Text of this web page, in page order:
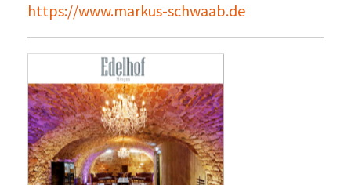
https://www.markus-schwaab.de